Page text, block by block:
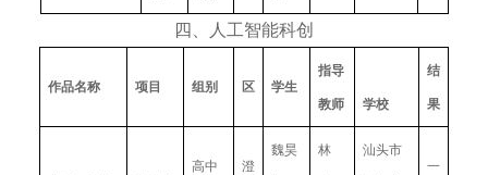
四、人工智能科创
作品名称 项目 组别 区 学生
指导
教师 学校
结
果
高中 澄
魏昊 林 汕头市
一